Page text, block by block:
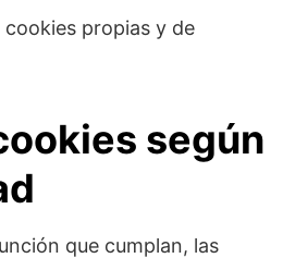
propias y de
según
que cumplan, las